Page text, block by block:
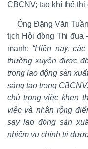
CBCNV; tạo khí thế thi
Ông Đặng Văn Tuần
tịch Hội đồng Thi đua
mạnh: “Hiện nay,
thường xuyên được
trong lao động sản
sáng tạo trong
chú trọng việc khen
việc và nhân rộng
say lao động sản
nhiệm vụ chính trị